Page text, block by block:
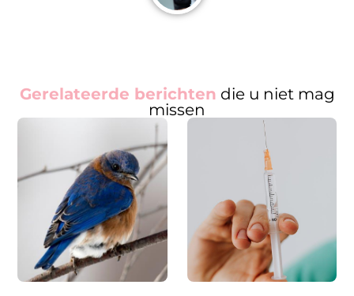
Gerelateerde berichten die u niet mag
missen